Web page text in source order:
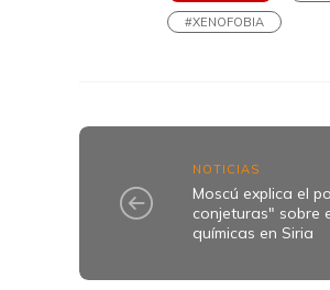
#XENOFOBIA
NOTICIAS
Moscú explica el
conjeturas" sobre
químicas en Siria